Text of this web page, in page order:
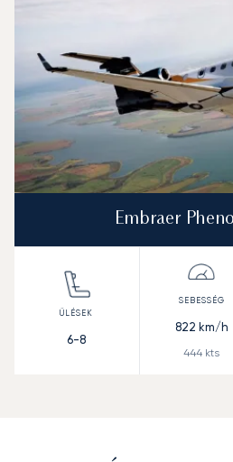
Embraer
6-8
822 km/h
444 kts